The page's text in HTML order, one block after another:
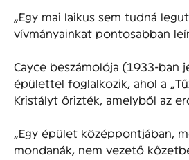
„Egy mai laikus sem tudná
vívmányainkat pontosabban
Cayce beszámolója (1933-ban
épülettel foglalkozik, ahol a
Kristályt őrizték, amelyből az
„Egy épület középpontjában,
mondanák, nem vezető